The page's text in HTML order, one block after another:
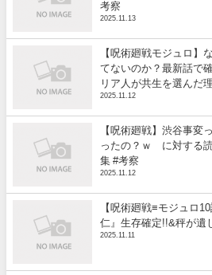
考察
2025.11.13
【呪術廻戦モジュロ】
てないのか？最新話で
リア人が共生を選んだ
2025.11.12
【呪術廻戦】渋谷事変
ったの？ｗ に対する
集 #考察
2025.11.12
【呪術廻戦≡モジュロ
仁』生存確定!!&秤が遺
2025.11.11